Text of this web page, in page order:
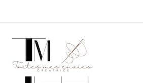
Toutes mes envies
Couture, accessoires, mode, bijoux …